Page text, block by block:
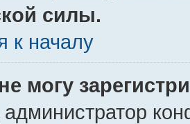
силы.
к началу
могу